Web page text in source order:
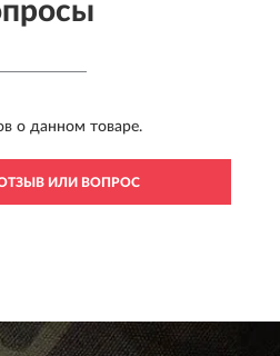
о данном товаре.
ИЛИ ВОПРОС